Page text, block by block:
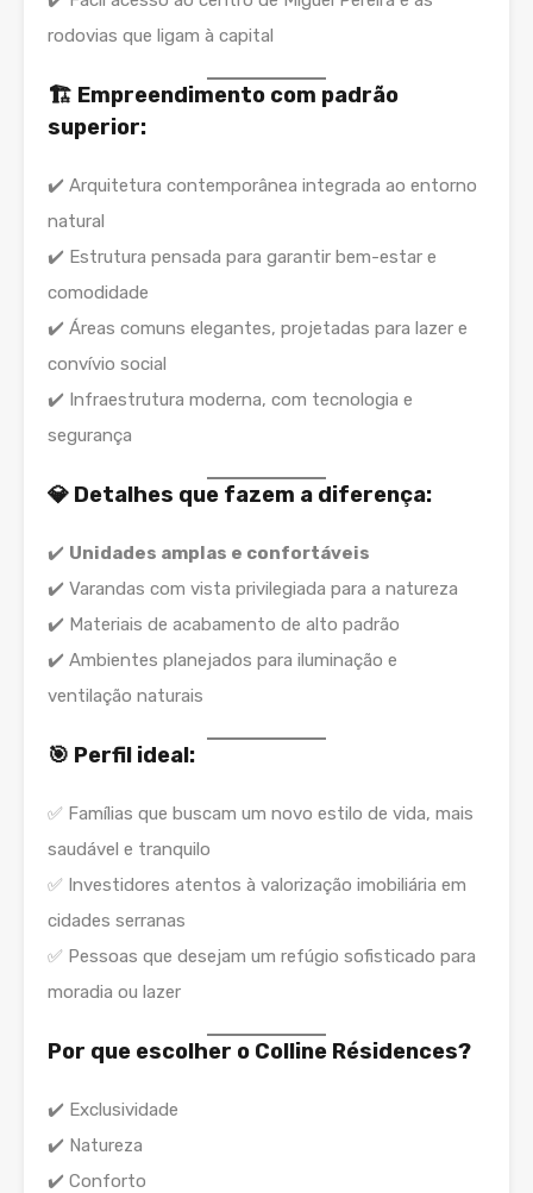
rodovias que ligam à capital
🏗️ Empreendimento com padrão
superior:
✔️ Arquitetura contemporânea integrada ao entorno
natural
✔️ Estrutura pensada para garantir bem-estar e
comodidade
✔️ Áreas comuns elegantes, projetadas para lazer e
convívio social
✔️ Infraestrutura moderna, com tecnologia e
segurança
💎 Detalhes que fazem a diferença:
✔️ Unidades amplas e confortáveis
✔️ Varandas com vista privilegiada para a natureza
✔️ Materiais de acabamento de alto padrão
✔️ Ambientes planejados para iluminação e
ventilação naturais
🎯 Perfil ideal:
✅ Famílias que buscam um novo estilo de vida, mais
saudável e tranquilo
✅ Investidores atentos à valorização imobiliária em
cidades serranas
✅ Pessoas que desejam um refúgio sofisticado para
moradia ou lazer
Por que escolher o Colline Résidences?
✔️ Exclusividade
✔️ Natureza
✔️ Conforto